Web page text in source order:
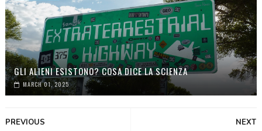
GLI ALIENI ESISTONO? COSA DICE LA SCIENZA
MARCH 01, 2025
NEXT
PREVIOUS